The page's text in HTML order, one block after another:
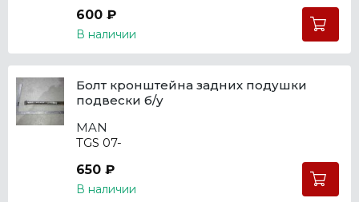
600 ₽
В наличии
Болт кронштейна задних подушки
подвески б/у
MAN
TGS 07-
650 ₽
В наличии